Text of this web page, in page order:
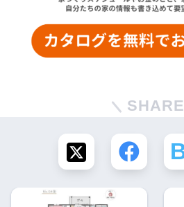
SHARE